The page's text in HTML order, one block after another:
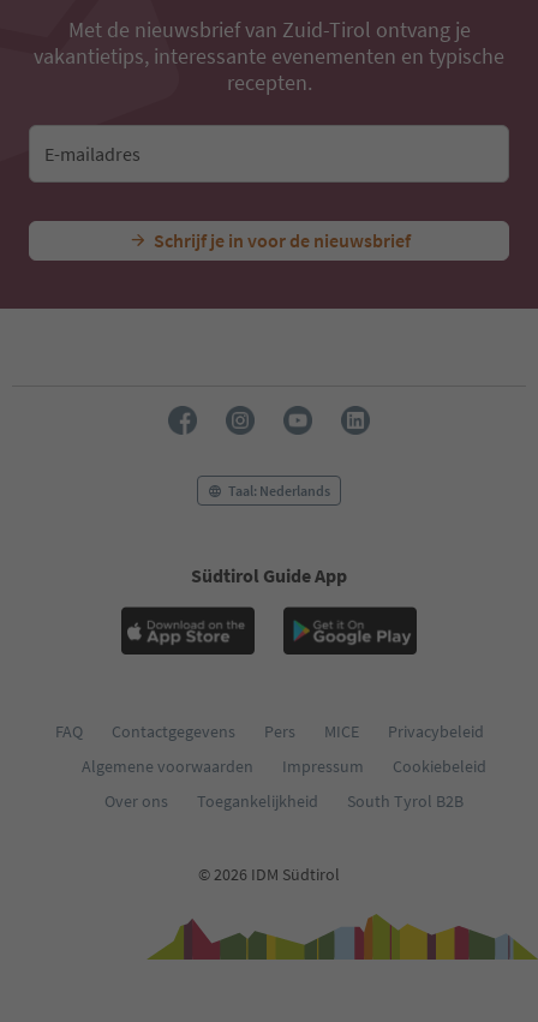
Met de nieuwsbrief van Zuid-Tirol ontvang je
vakantietips, interessante evenementen en typische
recepten.
E-mailadres
Schrijf je in voor de nieuwsbrief
Taal: Nederlands
Südtirol Guide App
FAQ Contactgegevens Pers MICE
Privacybeleid
Algemene voorwaarden
Impressum
Cookiebeleid
Over ons
Toegankelijkheid South Tyrol B2B
© 2026 IDM Südtirol